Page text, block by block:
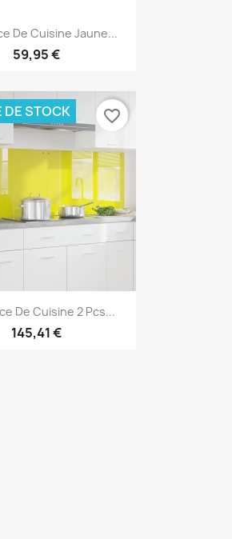
Aperçu rapide
De Cuisine Jaune...
59,95 €
Aperçu rapide
De Cuisine 2 Pcs...
145,41 €
DE STOCK favorite_border